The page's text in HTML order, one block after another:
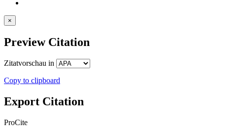
×
Preview Citation
Zitatvorschau in
Copy to clipboard
Export Citation
ProCite